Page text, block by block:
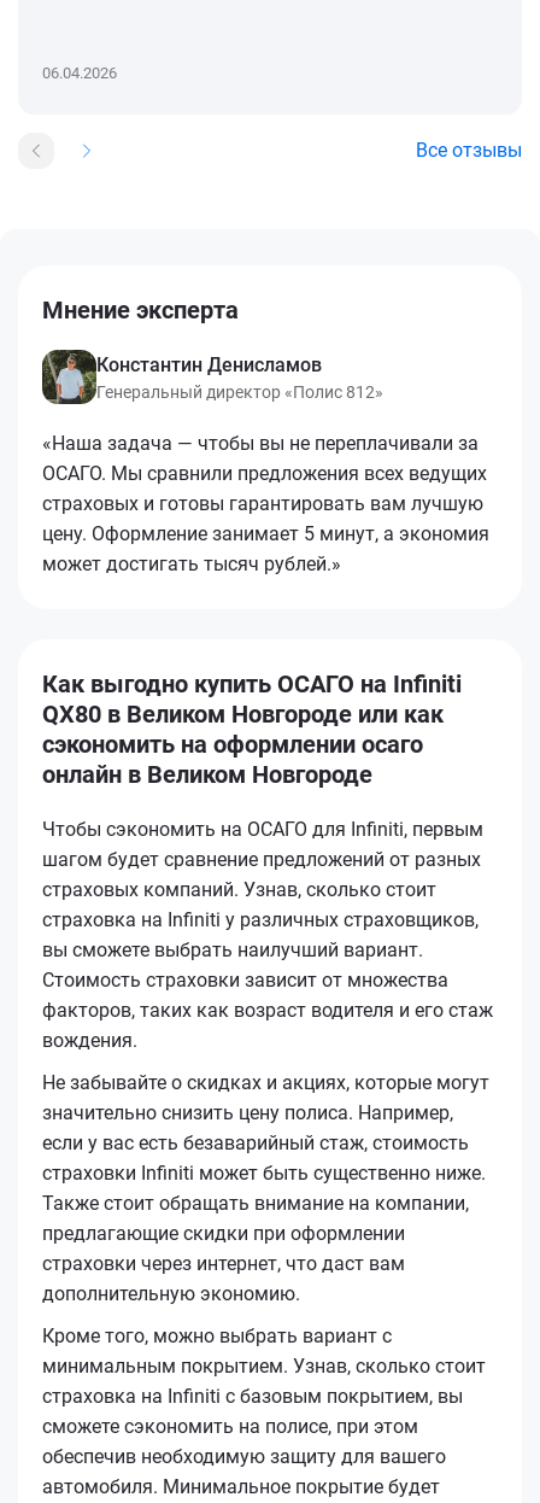
06.04.2026
Все отзывы
Мнение эксперта
Константин Денисламов
Генеральный директор «Полис 812»
«Наша задача — чтобы вы не переплачивали за
ОСАГО. Мы сравнили предложения всех ведущих
страховых и готовы гарантировать вам лучшую
цену. Оформление занимает 5 минут, а экономия
может достигать тысяч рублей.»
Как выгодно купить ОСАГО на Infiniti
QX80 в Великом Новгороде или как
сэкономить на оформлении осаго
онлайн в Великом Новгороде
Чтобы сэкономить на ОСАГО для Infiniti, первым
шагом будет сравнение предложений от разных
страховых компаний. Узнав, сколько стоит
страховка на Infiniti у различных страховщиков,
вы сможете выбрать наилучший вариант.
Стоимость страховки зависит от множества
факторов, таких как возраст водителя и его стаж
вождения.
Не забывайте о скидках и акциях, которые могут
значительно снизить цену полиса. Например,
если у вас есть безаварийный стаж, стоимость
страховки Infiniti может быть существенно ниже.
Также стоит обращать внимание на компании,
предлагающие скидки при оформлении
страховки через интернет, что даст вам
дополнительную экономию.
Кроме того, можно выбрать вариант с
минимальным покрытием. Узнав, сколько стоит
страховка на Infiniti с базовым покрытием, вы
сможете сэкономить на полисе, при этом
обеспечив необходимую защиту для вашего
автомобиля. Минимальное покрытие будет